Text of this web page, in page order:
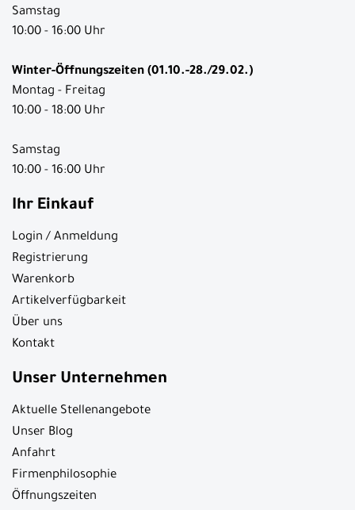
Samstag
10:00 - 16:00 Uhr
Winter-Öffnungszeiten (01.10.-28./29.02.)
Montag - Freitag
10:00 - 18:00 Uhr
Samstag
10:00 - 16:00 Uhr
Ihr Einkauf
Login / Anmeldung
Registrierung
Warenkorb
Artikelverfügbarkeit
Über uns
Kontakt
Unser Unternehmen
Aktuelle Stellenangebote
Unser Blog
Anfahrt
Firmenphilosophie
Öffnungszeiten